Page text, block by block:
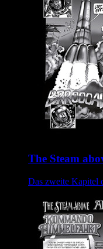
The Steam
Das zweite Kapitel